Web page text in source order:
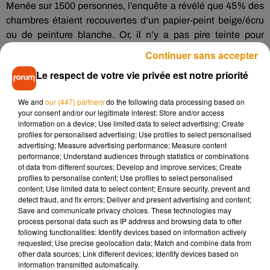
Menée sur 1500 personnes, l’enquête a révélé que 45% des
chambres étaient recouvertes d’un papier-peint beige/écru
ou de peinture blanche. Or, il n’y a pas pire teinte pour
décoration plus colorée avaient nettement plus de rapports
sexuels. En tête, les chambres aux murs rouges : une
moyenne de 10 rapports par semaine.
que la fameuse « chambre rouge » de Christian Grey
Nuances deGrey)soit un pur hasard ?
Juste derrière le rouge, les murs violets et les murs noirs
avec une moyenne de 8 à 9 ébats dans la semaine. Si votre
chambre affiche diverses teintes de bleu ou encore du rose,
vous n’êtes pas à plaindre avec entre 6 à 5 câlins par
semaine. Par contre, si vous avez opté pour une décoration
verte ou jaune, attention… À l’instar du blanc et du beige,
vous frôlez l’abstinence.
Le respect de votre vie privée est notre priorité
We and our (447) partnersdo the following data processing based on
your consent and/or our legitimate interest: Store and/or access
information on a device; Use limited data to select advertising; Create
profiles for personalised advertising; Use profiles to select personalised
advertising; Measure advertising performance; Measure content
performance; Understand audiences through statistics or combinations
of data from different sources; Develop and improve services; Create
profiles to personalise content; Use profiles to select personalised
content; Use limited data to select content; Ensure security, prevent and
detect fraud, and fix errors; Deliver and present advertising and content;
Save and communicate privacy choices. These technologies may
process personal data such as IP address and browsing data to offer
following functionalities: Identify devices based on information actively
requested; Use precise geolocation data; Match and combine data from
other data sources; Link different devices; Identify devices based on
information transmitted automatically.
Continuer sans accepter